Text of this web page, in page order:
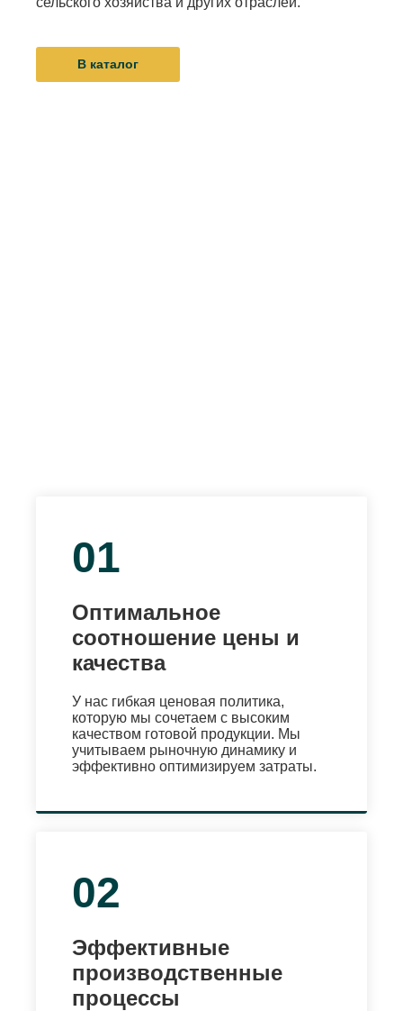
В каталог
01
Оптимальное
соотношение цены и
качества
У нас гибкая ценовая политика,
которую мы сочетаем с высоким
качеством готовой продукции. Мы
учитываем рыночную динамику и
эффективно оптимизируем затраты.
02
Эффективные
производственные
процессы